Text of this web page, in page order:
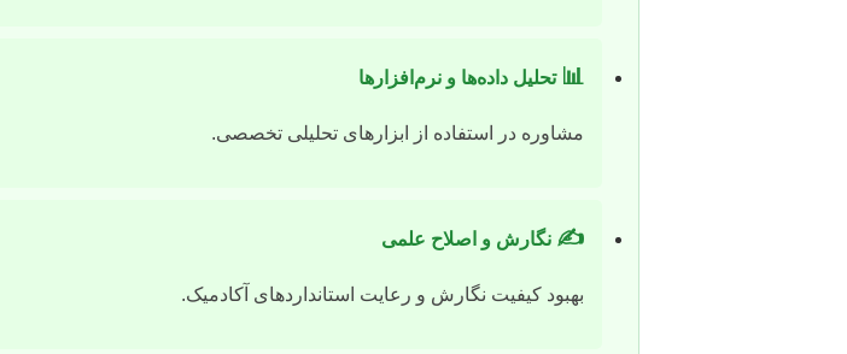
📊 تحلیل داده‌ها و نرم‌افزارها
مشاوره در استفاده از ابزارهای تحلیلی تخصصی.
✍️ نگارش و اصلاح علمی
بهبود کیفیت نگارش و رعایت استانداردهای آکادمیک.